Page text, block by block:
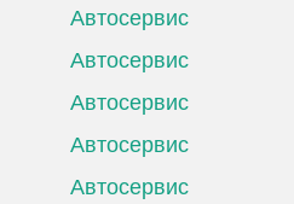
Автосервис
Автосервис
Автосервис
Автосервис
Автосервис